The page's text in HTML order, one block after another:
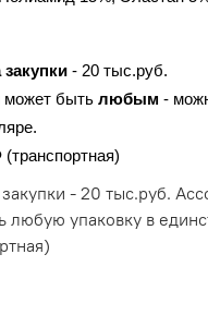
- 20 тыс.руб.
может быть любым -
(транспортная)
- 20 тыс.руб.
упаковку в